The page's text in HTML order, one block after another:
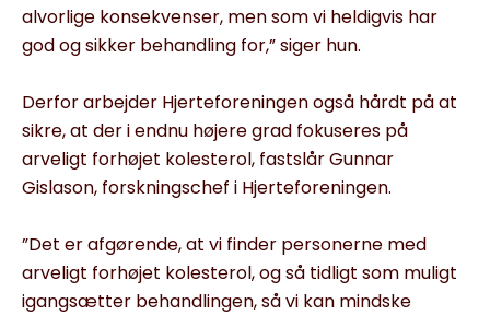
alvorlige konsekvenser, men som vi heldigvis har
god og sikker behandling for,” siger hun.
Derfor arbejder Hjerteforeningen også hårdt på at
sikre, at der i endnu højere grad fokuseres på
arveligt forhøjet kolesterol, fastslår Gunnar
Gislason, forskningschef i Hjerteforeningen.
”Det er afgørende, at vi finder personerne med
arveligt forhøjet kolesterol, og så tidligt som muligt
igangsætter behandlingen, så vi kan mindske